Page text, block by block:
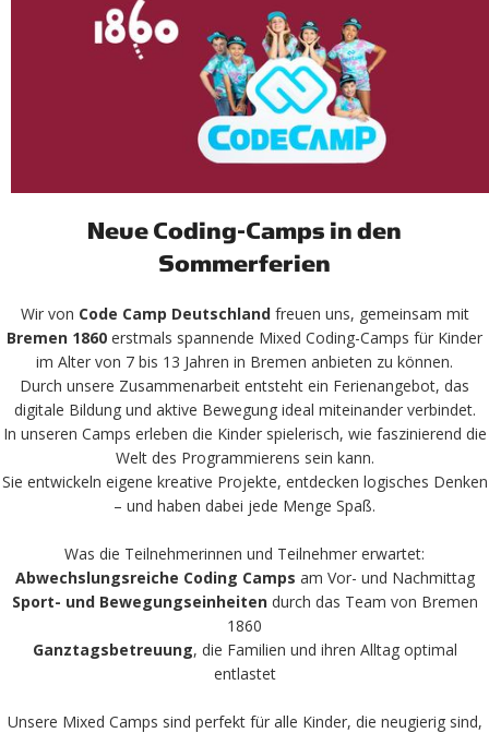
Neue Coding-Camps in den
Sommerferien
Wir von Code Camp Deutschlandfreuen uns, gemeinsam mit
Bremen 1860 erstmals spannende Mixed Coding-Camps für Kinder
im Alter von 7 bis 13 Jahren in Bremen anbieten zu können.
Durch unsere Zusammenarbeit entsteht ein Ferienangebot, das
digitale Bildung und aktive Bewegung ideal miteinander verbindet.
In unseren Camps erleben die Kinder spielerisch, wie faszinierend die
Welt des Programmierens sein kann.
Sie entwickeln eigene kreative Projekte, entdecken logisches Denken
– und haben dabei jede Menge Spaß.
Was die Teilnehmerinnen und Teilnehmer erwartet:
Abwechslungsreiche Coding Camps am Vor- und Nachmittag
Sport- und Bewegungseinheitendurch das Team von Bremen
1860
Ganztagsbetreuung, die Familien und ihren Alltag optimal
entlastet
Unsere Mixed Camps sind perfekt für alle Kinder, die neugierig sind,